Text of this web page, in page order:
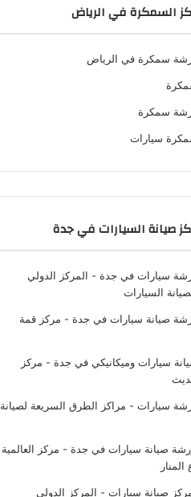
السمكرة في الرياض
سمكرة في الرياض
سمكرة
سيارات
صيانة السيارات في جدة
سيارات في جدة - المركز الدولي
السيارات
صيانة سيارات في جدة - مركز قمة
سيارات وميكانيكي في جدة - مركز
سيارات - مراكز الطرق السريعة لصيانة
صيانة سيارات في جدة - مركز العالمية
صيانة سيارات - المركز الدولي